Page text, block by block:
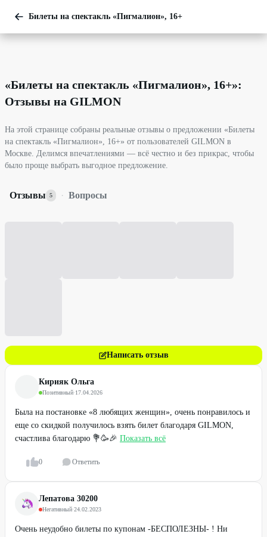
Билеты на спектакль «Пигмалион», 16+
«Билеты на спектакль «Пигмалион», 16+»:
Отзывы на GILMON
На этой странице собраны реальные отзывы о предложении «Билеты
на спектакль «Пигмалион», 16+» от пользователей GILMON в
Москве. Делимся впечатлениями — всё честно и без прикрас, чтобы
было проще выбрать выгодное предложение.
Отзывы 5 · Вопросы
Написать отзыв
Кирияк Ольга
Позитивный·17.04.2026
Была на постановке «8 любящих женщин», очень понравилось и
еще со скидкой получилось взять билет благодаря GILMON,
счастлива благодарю 💐🥳🎉 Показать всё
0 Ответить
Лепатова 30200
Негативный·24.02.2023
Очень неудобно билеты по купонам -БЕСПОЛЕЗНЫ- ! Ни